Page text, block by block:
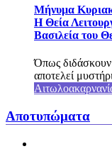
Μήνυμα
Η Θεία
Βασιλεία του
Όπως διδάσκουν
αποτελεί
Αποτυπώματα